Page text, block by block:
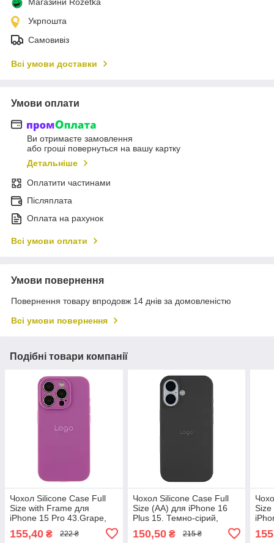
Укрпошта
Самовивіз
Всі умови доставки
Умови оплати
Ви отримаєте замовлення
або гроші повернуться на вашу картку
Детальніше
Оплатити частинами
Післяплата
Оплата на рахунок
Всі умови оплати
Умови повернення
Повернення товару впродовж 14 днів за домовленістю
Всі умови повернення
Подібні товари компанії
Чохол Silicone Case Full
Size with Frame для
iPhone 15 Pro 43.Grape,
легкий, стильний
155,40 ₴ 222 ₴
Чохол Silicone Case Full
Size (AA) для iPhone 16
Plus 15. Темно-сірий,
силіконовий, з мікрофібри,
легкий і міцний
150,50₴ 215 ₴
Size